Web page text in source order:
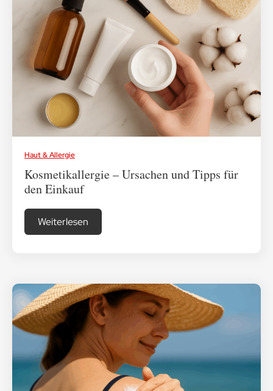
Haut & Allergie
Kosmetikallergie – Ursachen und Tipps für
den Einkauf
Weiterlesen